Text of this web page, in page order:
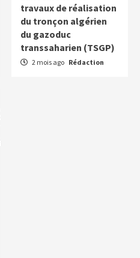
travaux de réalisation
du tronçon algérien
du gazoduc
transsaharien (TSGP)
2 mois ago Rédaction